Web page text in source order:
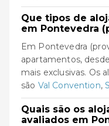
Que tipos de
em Pontevedra
Em Pontevedra
apartamentos,
mais exclusivas. Os
são Val Convention,
Quais são os
avaliados em